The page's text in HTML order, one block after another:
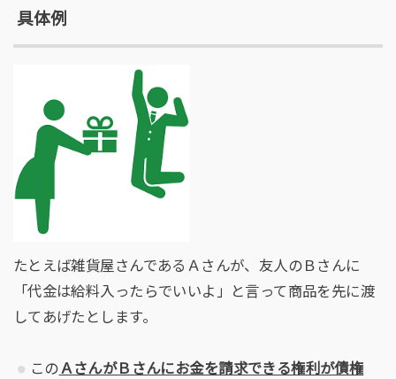
具体例
たとえば雑貨屋さんであるＡさんが、友人のＢさんに
「代金は給料入ったらでいいよ」と言って商品を先に渡
してあげたとします。
この ＡさんがＢさんにお金を請求できる権利が債権